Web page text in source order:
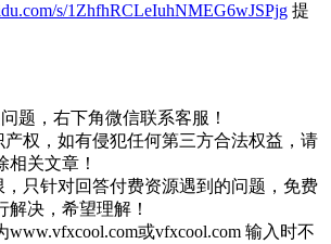
s/1ZhfhRCLeIuhNMEG6wJSPjg 提
题，右下角微信联系客服！
产权，如有侵犯任何第三方合法权益，请
相关文章！
只针对回答付费资源遇到的问题，免费
解决，希望理解！
或vfxcool.com 输入时不